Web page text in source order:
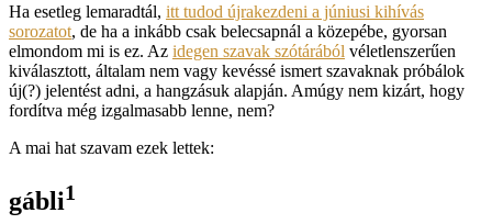
Ha esetleg lemaradtál, itt tudod újrakezdeni a júniusi kihívás
sorozatot, de ha a inkább csak belecsapnál a közepébe, gyorsan
elmondom mi is ez. Az idegen szavak szótárából véletlenszerűen
kiválasztott, általam nem vagy kevéssé ismert szavaknak próbálok
új(?) jelentést adni, a hangzásuk alapján. Amúgy nem kizárt, hogy
fordítva még izgalmasabb lenne, nem?
A mai hat szavam ezek lettek:
gábli1